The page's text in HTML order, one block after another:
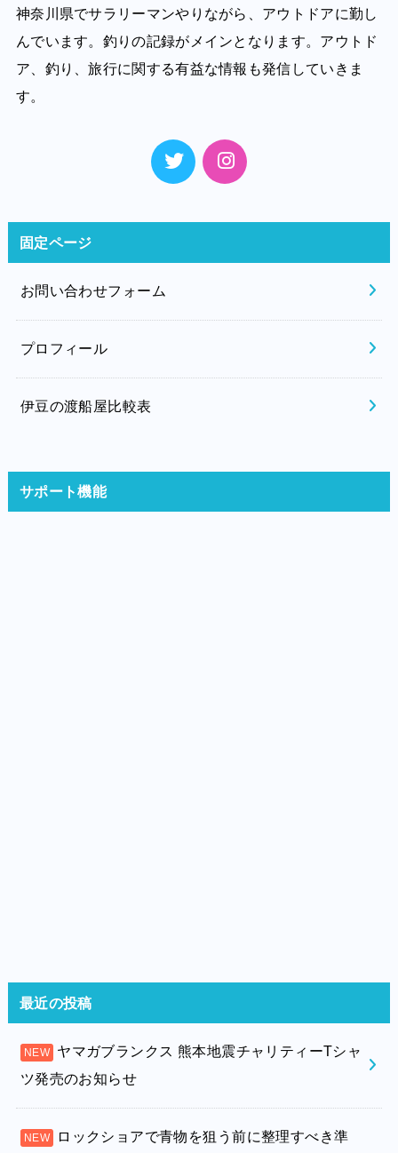
神奈川県でサラリーマンやりながら、アウトドアに勤し
んでいます。釣りの記録がメインとなります。アウトド
ア、釣り、旅行に関する有益な情報も発信していきま
す。
固定ページ
お問い合わせフォーム
プロフィール
伊豆の渡船屋比較表
サポート機能
最近の投稿
ヤマガブランクス 熊本地震チャリティーTシャ
ツ発売のお知らせ
ロックショアで青物を狙う前に整理すべき準